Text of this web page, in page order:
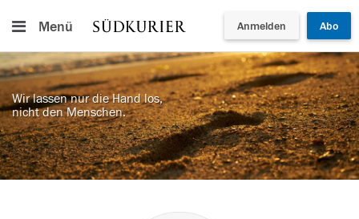
Menü Anmelden Abo
Wir lassen nur die Hand los,
nicht den Menschen.